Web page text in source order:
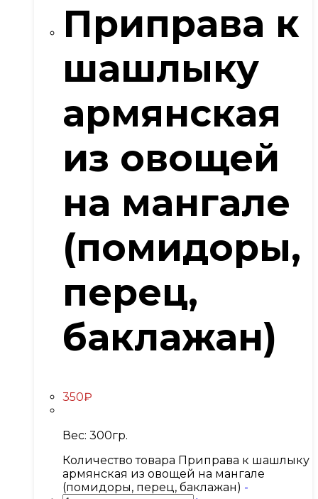
Приправа к
шашлыку
армянская
из овощей
на мангале
(помидоры,
перец,
баклажан)
350₽
Вес: 300гр.
Количество товара Приправа к шашлыку
армянская из овощей на мангале
(помидоры, перец, баклажан) -